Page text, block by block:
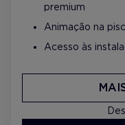
premium
Animação na
Acesso às